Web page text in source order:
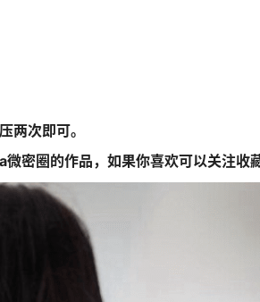
两次即可。
密圈的作品，如果你喜欢可以关注收